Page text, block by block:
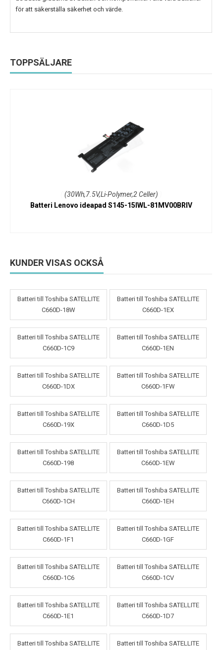
för att säkerställa säkerhet och värde.
TOPPSÄLJARE
(30Wh,7.5V,Li-Polymer,2 Celler)
Batteri Lenovo ideapad S145-15IWL-81MV00BRIV
KUNDER VISAS OCKSÅ
Batteri till Toshiba SATELLITE
C660D-18W
Batteri till Toshiba SATELLITE
C660D-1EX
Batteri till Toshiba SATELLITE
C660D-1C9
Batteri till Toshiba SATELLITE
C660D-1EN
Batteri till Toshiba SATELLITE
C660D-1DX
Batteri till Toshiba SATELLITE
C660D-1FW
Batteri till Toshiba SATELLITE
C660D-19X
Batteri till Toshiba SATELLITE
C660D-1D5
Batteri till Toshiba SATELLITE
C660D-198
Batteri till Toshiba SATELLITE
C660D-1EW
Batteri till Toshiba SATELLITE
C660D-1CH
Batteri till Toshiba SATELLITE
C660D-1EH
Batteri till Toshiba SATELLITE
C660D-1F1
Batteri till Toshiba SATELLITE
C660D-1GF
Batteri till Toshiba SATELLITE
C660D-1C6
Batteri till Toshiba SATELLITE
C660D-1CV
Batteri till Toshiba SATELLITE
C660D-1E1
Batteri till Toshiba SATELLITE
C660D-1D7
Batteri till Toshiba SATELLITE
Batteri till Toshiba SATELLITE